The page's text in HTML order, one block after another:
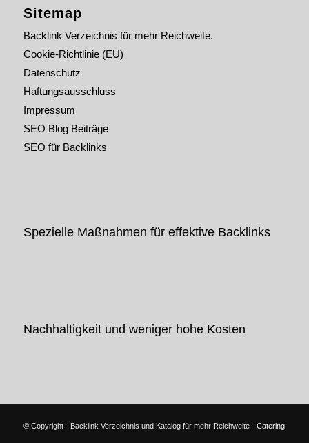
Sitemap
Backlink Verzeichnis für mehr Reichweite.
Cookie-Richtlinie (EU)
Datenschutz
Haftungsausschluss
Impressum
SEO Blog Beiträge
SEO für Backlinks
Spezielle Maßnahmen für effektive Backlinks
Nachhaltigkeit und weniger hohe Kosten
© Copyright - Backlink Verzeichnis und Katalog für mehr Reichweite - Catering